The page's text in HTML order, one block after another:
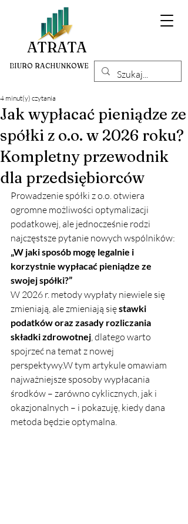
ATRATA
BIURO RACHUNKOWE
Jak wypłacać pieniądze ze
spółki z o.o. w 2026 roku?
Kompletny przewodnik
dla przedsiębiorców
4 minut(y) czytania
Prowadzenie spółki z o.o. otwiera
ogromne możliwości optymalizacji
podatkowej, ale jednocześnie rodzi
najczęstsze pytanie nowych wspólników:
„W jaki sposób mogę legalnie i
korzystnie wypłacać pieniądze ze
swojej spółki?”
W 2026 r. metody wypłaty niewiele się
zmieniają, ale zmieniają się stawki
podatków oraz zasady rozliczania
składki zdrowotnej, dlatego warto
spojrzeć na temat z nowej
perspektywy.W tym artykule omawiam
najważniejsze sposoby wypłacania
środków – zarówno cyklicznych, jak i
okazjonalnych – i pokazuję, kiedy dana
metoda będzie optymalna.